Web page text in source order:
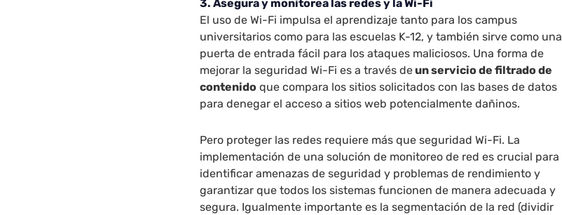
3. Asegura y monitorea las redes y la Wi-Fi
El uso de Wi-Fi impulsa el aprendizaje tanto para los campus
universitarios como para las escuelas K-12, y también sirve como una
puerta de entrada fácil para los ataques maliciosos. Una forma de
mejorar la seguridad Wi-Fi es a través deun servicio de filtrado de
contenido que compara los sitios solicitados con las bases de datos
para denegar el acceso a sitios web potencialmente dañinos.
Pero proteger las redes requiere más que seguridad Wi-Fi. La
implementación de una solución de monitoreo de red es crucial para
identificar amenazas de seguridad y problemas de rendimiento y
garantizar que todos los sistemas funcionen de manera adecuada y
segura. Igualmente importante es la segmentación de la red (dividir